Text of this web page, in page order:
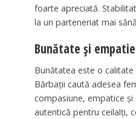
foarte apreciată.
la un parteneriat mai
Bunătate și empatie
Bunătatea este o calitate
Bărbații caută adesea
compasiune, empatice
autentică pentru ceilalți,